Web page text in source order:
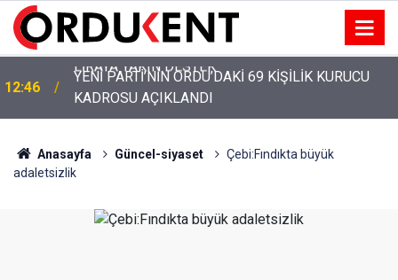
12:46
YENİ PARTİ’NİN ORDU’DAKİ 69 KİŞİLİK KURUCU
KADROSU AÇIKLANDI
Anasayfa Güncel-siyaset
Çebi:Fındıkta büyük
adaletsizlik